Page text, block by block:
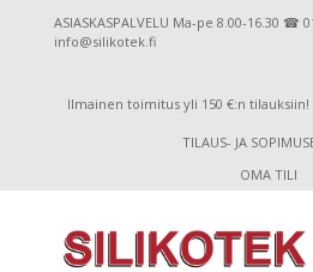
ASIASKASPALVELU Ma-pe 8.00-16.30 ☎
info@silikotek.fi
Ilmainen toimitus yli 150 €:n
TILAUS- JA
OMA TILI